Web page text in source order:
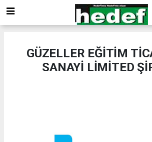
GÜZELLER EĞİTİM
SANAYİ LİMİTED